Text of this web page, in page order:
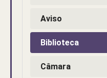
Aviso
Biblioteca
Câmara